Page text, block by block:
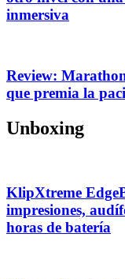
inmersiva
Review:
que premia la
Unboxing
KlipXtreme
impresiones,
horas de batería